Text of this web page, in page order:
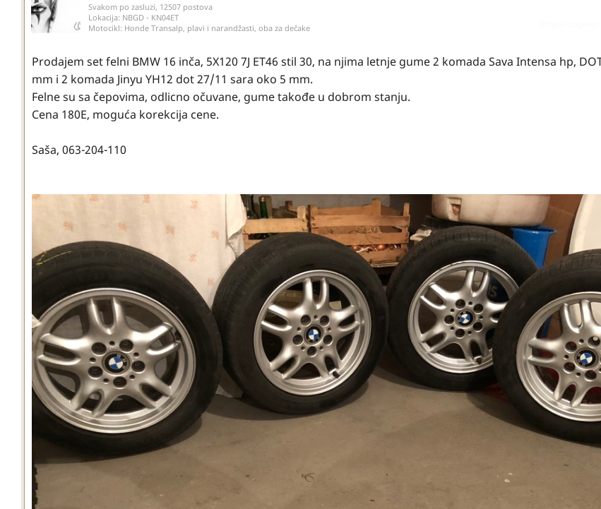
Svakom po zasluzi, 12507 postova
Lokacija: NBGD - KN04ET
Motocikl: Honde Transalp, plavi i narandžasti, oba za dečake
Prodajem set felni BMW 16 inča, 5X120 7J ET46 stil 30, na njima letnje gume 2 komada Sava Intensa hp,
mm i 2 komada Jinyu YH12 dot 27/11 sara oko 5 mm.
Felne su sa čepovima, odlicno očuvane, gume takođe u dobrom stanju.
Cena 180E, moguća korekcija cene.
Saša, 063-204-110